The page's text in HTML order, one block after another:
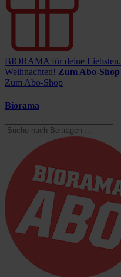
BIORAMA für deine Liebsten.
Weihnachten! Zum Abo-Shop
Zum Abo-Shop
Biorama